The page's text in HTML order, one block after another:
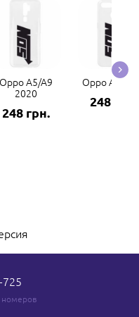
Oppo A5/A9
2020
248 грн.
Oppo A5s/
248 грн.
номеров